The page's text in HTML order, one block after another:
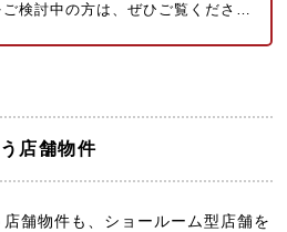
ご検討中の方は、ぜひご覧くださ…
店舗物件
舗物件も、ショールーム型店舗を